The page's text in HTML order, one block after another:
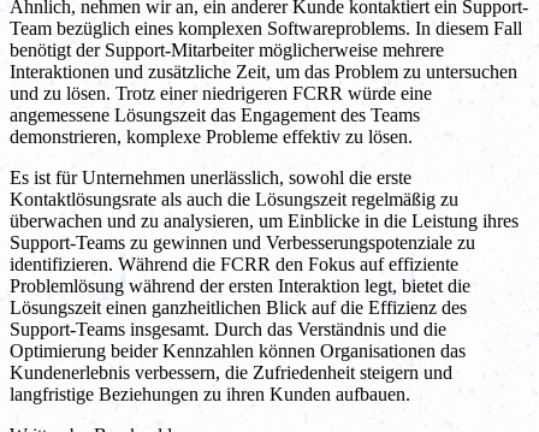
Ähnlich, nehmen wir an, ein anderer Kunde kontaktiert ein Support-
Team bezüglich eines komplexen Softwareproblems. In diesem Fall
benötigt der Support-Mitarbeiter möglicherweise mehrere
Interaktionen und zusätzliche Zeit, um das Problem zu untersuchen
und zu lösen. Trotz einer niedrigeren FCRR würde eine
angemessene Lösungszeit das Engagement des Teams
demonstrieren, komplexe Probleme effektiv zu lösen.
Es ist für Unternehmen unerlässlich, sowohl die erste
Kontaktlösungsrate als auch die Lösungszeit regelmäßig zu
überwachen und zu analysieren, um Einblicke in die Leistung ihres
Support-Teams zu gewinnen und Verbesserungspotenziale zu
identifizieren. Während die FCRR den Fokus auf effiziente
Problemlösung während der ersten Interaktion legt, bietet die
Lösungszeit einen ganzheitlichen Blick auf die Effizienz des
Support-Teams insgesamt. Durch das Verständnis und die
Optimierung beider Kennzahlen können Organisationen das
Kundenerlebnis verbessern, die Zufriedenheit steigern und
langfristige Beziehungen zu ihren Kunden aufbauen.